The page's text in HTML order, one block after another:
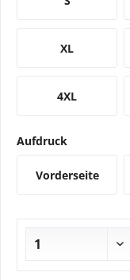
XL
4XL
Aufdruck
Vorderseite